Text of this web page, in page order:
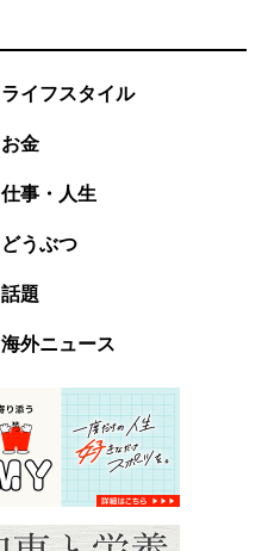
ライフスタイル
お金
仕事・人生
どうぶつ
話題
海外ニュース